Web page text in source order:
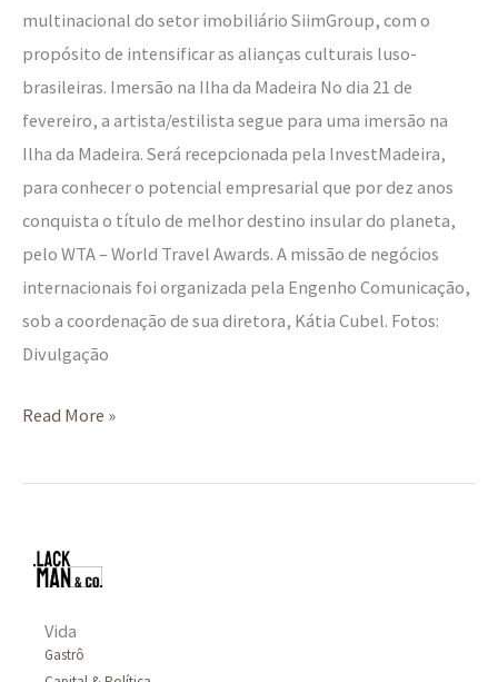
multinacional do setor imobiliário SiimGroup, com o
propósito de intensificar as alianças culturais luso-
brasileiras. Imersão na Ilha da Madeira No dia 21 de
fevereiro, a artista/estilista segue para uma imersão na
Ilha da Madeira. Será recepcionada pela InvestMadeira,
para conhecer o potencial empresarial que por dez anos
conquista o título de melhor destino insular do planeta,
pelo WTA – World Travel Awards. A missão de negócios
internacionais foi organizada pela Engenho Comunicação,
sob a coordenação de sua diretora, Kátia Cubel. Fotos:
Divulgação
Read More »
Vida
Gastrô